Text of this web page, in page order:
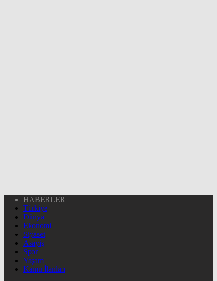
HABERLER
Türkiye
Dünya
Ekonomi
Siyaset
Asayiş
Spor
Yaşam
Kamu İlanları